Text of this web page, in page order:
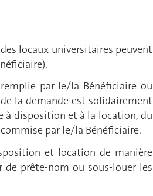
locaux universitaires peuvent
par le/la Bénéficiaire ou
la demande est solidairement
à disposition et à la location, du
par le/la Bénéficiaire.
et location de manière
prête-nom ou sous-louer les